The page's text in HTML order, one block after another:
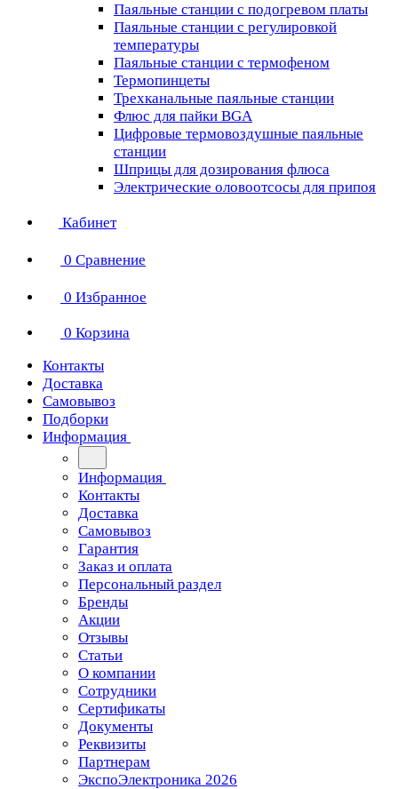
Паяльные станции с подогревом платы
Паяльные станции с регулировкой
температуры
Паяльные станции с термофеном
Термопинцеты
Трехканальные паяльные станции
Флюс для пайки BGA
Цифровые термовоздушные паяльные
станции
Шприцы для дозирования флюса
Электрические оловоотсосы для припоя
Кабинет
0 Сравнение
0 Избранное
0 Корзина
Контакты
Доставка
Самовывоз
Подборки
Информация
Информация
Контакты
Доставка
Самовывоз
Гарантия
Заказ и оплата
Персональный раздел
Бренды
Акции
Отзывы
Статьи
О компании
Сотрудники
Сертификаты
Документы
Реквизиты
Партнерам
ЭкспоЭлектроника 2026